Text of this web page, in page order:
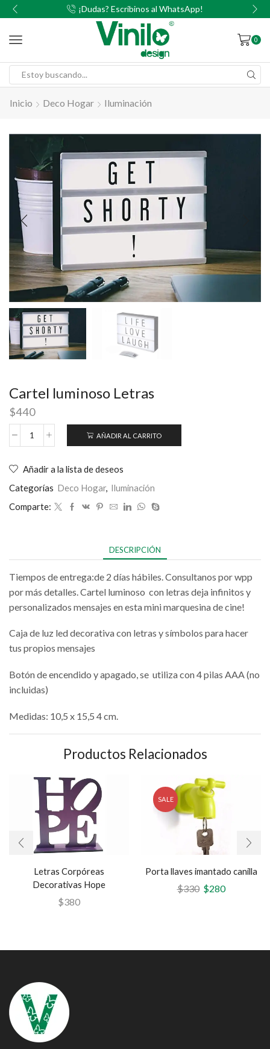
¡Dudas? Escribinos al WhatsApp!
0
Inicio Deco Hogar Iluminación
Cartel luminoso Letras
$440
AÑADIR AL CARRITO
Añadir a la lista de deseos
Categorías Deco Hogar, Iluminación
Comparte:
DESCRIPCIÓN
Tiempos de entrega:de 2 días hábiles. Consultanos por wpp
por más detalles. Cartel luminoso con letras deja infinitos y
personalizados mensajes en esta mini marquesina de cine!
Caja de luz led decorativa con letras y símbolos para hacer
tus propios mensajes
Botón de encendido y apagado, se utiliza con 4 pilas AAA (no
incluidas)
Medidas: 10,5 x 15,5 4 cm.
Productos Relacionados
Letras Corpóreas
Decorativas Hope
$380
SALE
Porta llaves imantado canilla
$330 $280